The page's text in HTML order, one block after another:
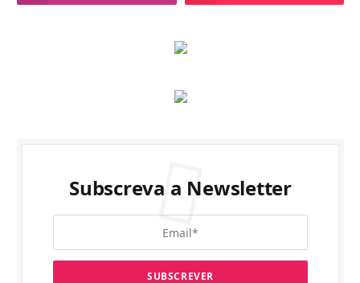
Subscreva a Newsletter